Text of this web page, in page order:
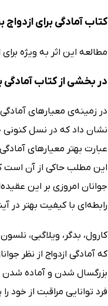
کتاب آمادگی برای
مطالعه این اثر به ویژه
در بخشی از کتاب آمادگی
نشان داد که در نسل کنونی
عبارت بهتر معیارهای
این مطلب حاکی از آن است
جوانان امروزی بر این
رابطه‌ای با کیفیت بهتر در
که آمادگی ازدواج از نظر
بزرگسال شدن و آماده شدن
فرد توانایی مراقبت از خود